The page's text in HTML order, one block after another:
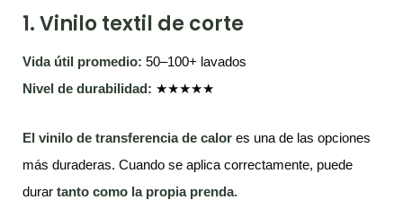
1. Vinilo textil de corte
Vida útil promedio: 50–100+ lavados
Nivel de durabilidad: ★★★★★
El vinilo de transferencia de calor es una de las opciones
más duraderas. Cuando se aplica correctamente, puede
durar tanto como la propia prenda.